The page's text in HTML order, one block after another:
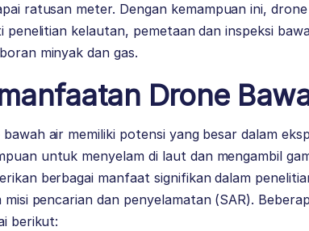
ratusan meter. Dengan kemampuan ini,
penelitian kelautan, pemetaan dan inspeksi
minyak dan gas.
Drone
bawah air memiliki potensi yang besar dalam
untuk menyelam di laut dan mengambil
berbagai manfaat signifikan dalam
misi pencarian dan penyelamatan (SAR).
berikut: